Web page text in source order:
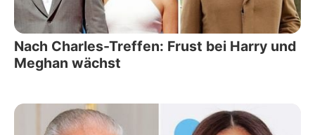
Nach Charles-Treffen: Frust bei Harry und
Meghan wächst